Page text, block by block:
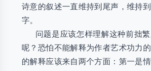
诗意的叙述一直维持到尾声，维持
字。
问题是应该怎样理解这种前拙
呢？恐怕不能解释为作者艺术功力
的解释应该来自两个方面：第一是